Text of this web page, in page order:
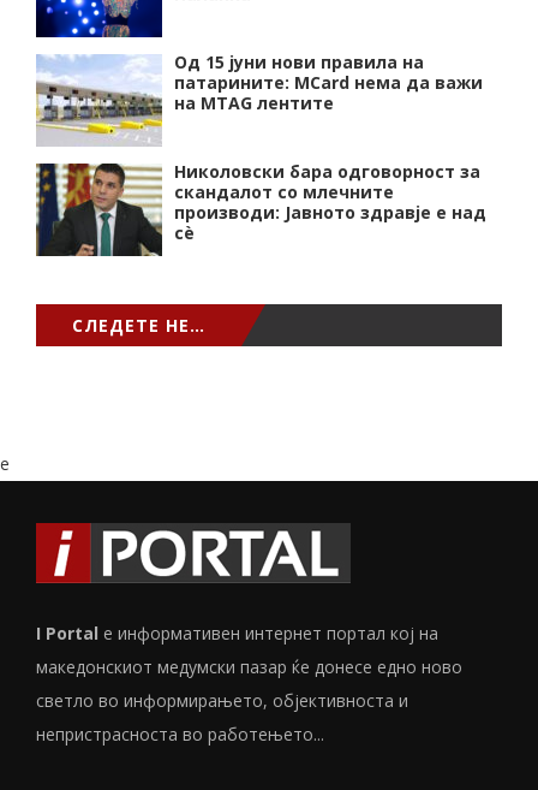
Од 15 јуни нови правила на
патарините: MCard нема да важи
на MTAG лентите
Николовски бара одговорност за
скандалот со млечните
производи: Јавното здравје е над
сѐ
СЛЕДЕТЕ НЕ…
e
I Portal е информативен интернет портал кој на
македонскиот медумски пазар ќе донесе едно ново
светло во информирањето, објективноста и
непристрасноста во работењето...